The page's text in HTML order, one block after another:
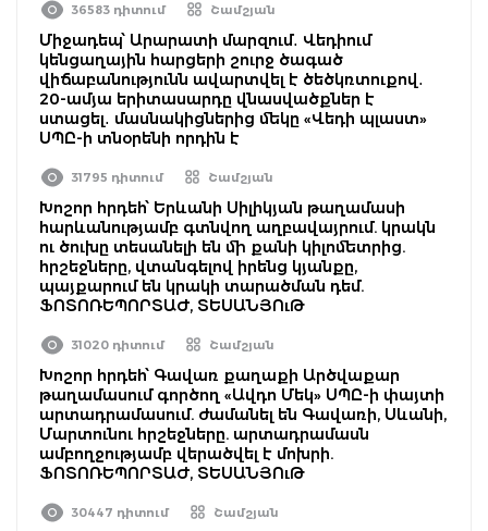
36583 դիտում Շամշյան
Միջադեպ՝ Արարատի մարզում․ Վեդիում
կենցաղային հարցերի շուրջ ծագած
վիճաբանությունն ավարտվել է ծեծկռտուքով․
20-ամյա երիտասարդը վնասվածքներ է
ստացել․ մասնակիցներից մեկը «Վեդի պլաստ»
ՍՊԸ-ի տնօրենի որդին է
31795 դիտում Շամշյան
Խոշոր հրդեհ՝ Երևանի Սիլիկյան թաղամասի
հարևանությամբ գտնվող աղբավայրում. կրակն
ու ծուխը տեսանելի են մի քանի կիլոմետրից.
հրշեջները, վտանգելով իրենց կյանքը,
պայքարում են կրակի տարածման դեմ.
ՖՈՏՈՌԵՊՈՐՏԱԺ, ՏԵՍԱՆՅՈւԹ
31020 դիտում Շամշյան
Խոշոր հրդեհ՝ Գավառ քաղաքի Արծվաքար
թաղամասում գործող «Ավդո Մեկ» ՍՊԸ-ի փայտի
արտադրամասում. ժամանել են Գավառի, Սևանի,
Մարտունու հրշեջները. արտադրամասն
ամբողջությամբ վերածվել է մոխրի.
ՖՈՏՈՌԵՊՈՐՏԱԺ, ՏԵՍԱՆՅՈւԹ
30447 դիտում Շամշյան